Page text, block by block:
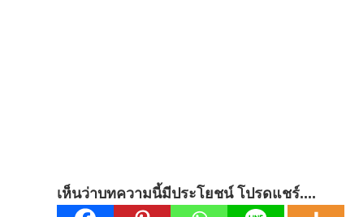
เห็นว่าบทความนี้มีประโยชน์ โปรดแชร์....